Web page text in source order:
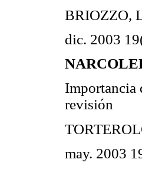
BRIOZZO,
dic. 2003
Importancia
revisión
may. 2003